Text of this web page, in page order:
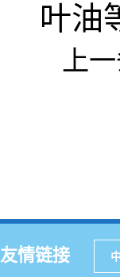
叶油
上
友情链接